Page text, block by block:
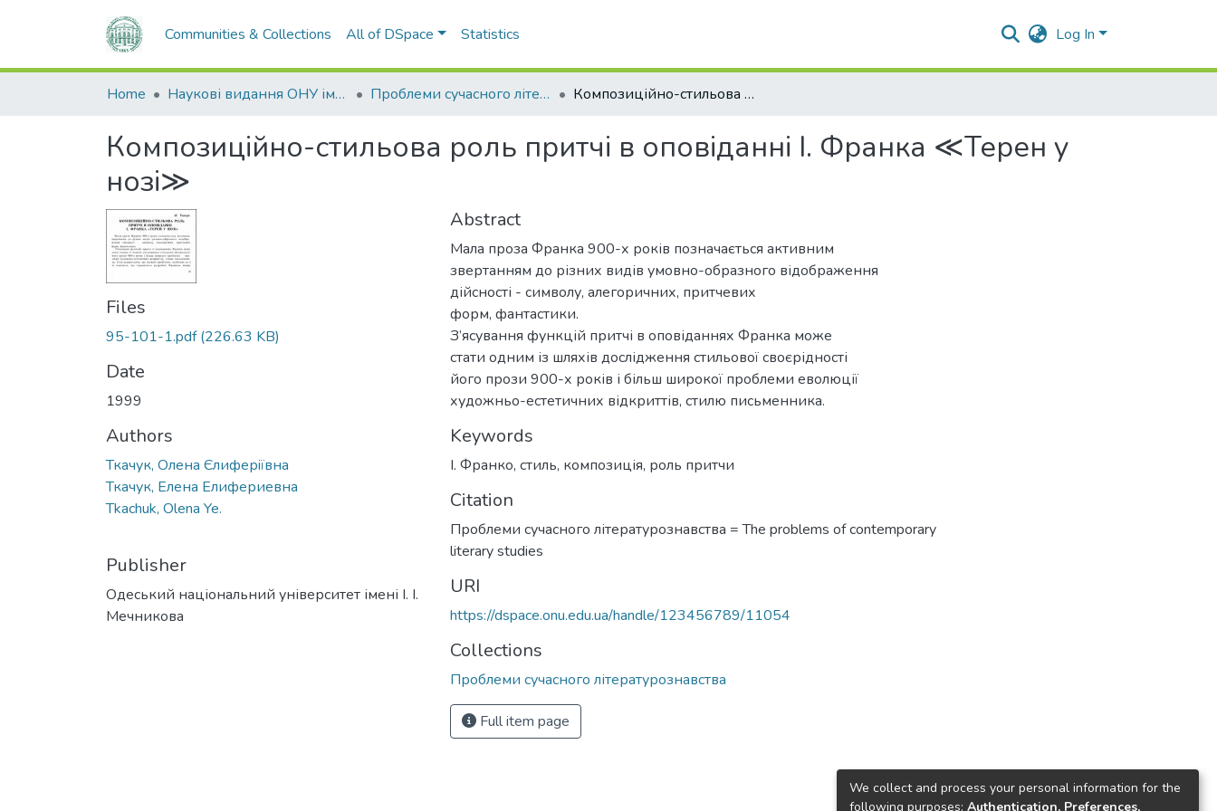
Communities & Collections All of DSpace Statistics Log In
Home Наукові видання ОНУ імені І. І. Мечникова Проблеми сучасного літературознавства Композиційно-стильова роль притчі в оповіданні І. Франка ≪Терен у нозі≫
Композиційно-стильова роль притчі в оповіданні І. Франка ≪Терен у
нозі≫
Files
95-101-1.pdf(226.63 KB)
Date
1999
Authors
Ткачук, Олена Єлиферiївна
Ткачук, Елена Елифериевна
Tkachuk, Olena Ye.
Publisher
Одеський національний університет імені І. І.
Мечникова
Abstract
Мала проза Франка 900-х років позначається активним
звертанням до різних видів умовно-образного відображення
дійсності - символу, алегоричних, притчевих
форм, фантастики.
З’ясування функцій притчі в оповіданнях Франка може
стати одним із шляхів дослідження стильової своєрідності
його прози 900-х років і більш широкої проблеми еволюції
художньо-естетичних відкриттів, стилю письменника.
Keywords
І. Франко, стиль, композиція, роль притчи
Citation
Проблеми сучасного літературознавства = The problems of contemporary
literary studies
URI
https://dspace.onu.edu.ua/handle/123456789/11054
Collections
Проблеми сучасного літературознавства
Full item page
We collect and process your personal information for the
following purposes: Authentication, Preferences,